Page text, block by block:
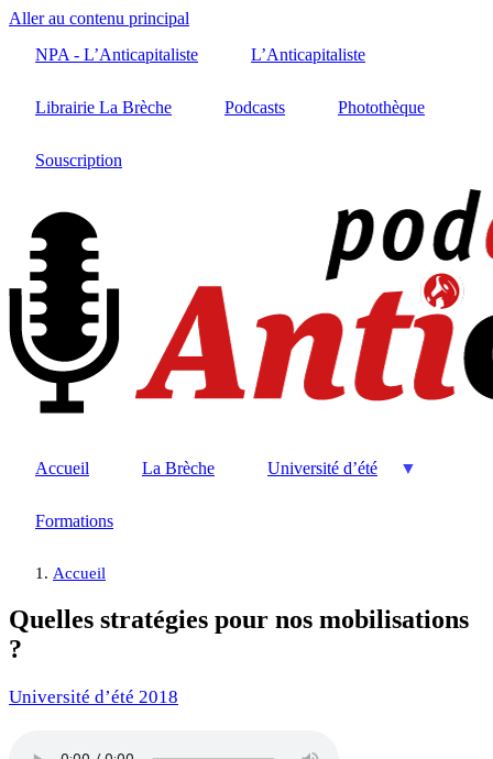
Aller au contenu principal
NPA - L’Anticapitaliste
L’Anticapitaliste
Librairie La Brèche Podcasts Photothèque
Souscription
Accueil La Brèche Université d’été
Formations
Accueil
Quelles stratégies pour nos mobilisations
?
Université d’été 2018